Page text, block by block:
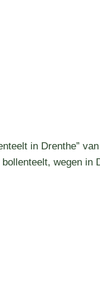
in Drenthe”
wegen in